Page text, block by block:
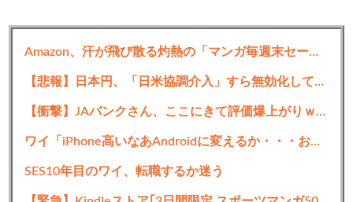
Amazon、汗が飛び散る灼熱の「マンガ毎週末セール（50%還元）」を開催！【📦】
【悲報】日本円、「日米協調介入」すら無効化してしまう
【衝撃】JAバンクさん、ここにきて評価爆上がりｗｗｗｗｗｗｗｗｗ
ワイ「iPhone高いなあAndroidに変えるか・・・おっこれええやん！」→iPhoneより高い
SES10年目のワイ、転職するか迷う